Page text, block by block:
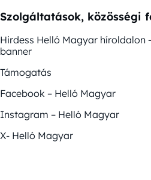
Szolgáltatások, közösségi
Hirdess Helló Magyar híroldalon
banner
Támogatás
Facebook – Helló Magyar
Instagram – Helló Magyar
X- Helló Magyar